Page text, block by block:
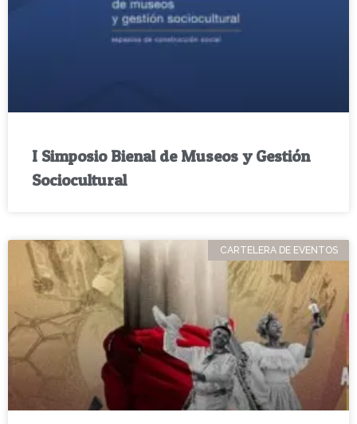
I Simposio Bienal de Museos y Gestión
Sociocultural
CARTELERA DE EVENTOS